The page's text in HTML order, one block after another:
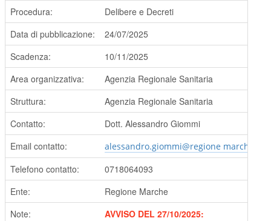
Procedura:
Delibere e Decreti
Data di pubblicazione:
24/07/2025
Scadenza:
10/11/2025
Area organizzativa:
Agenzia Regionale Sanitaria
Struttura:
Agenzia Regionale Sanitaria
Contatto:
Dott. Alessandro Giommi
Email contatto:
alessandro.giommi@regione marche.it
Telefono contatto:
0718064093
Ente:
Regione Marche
Note:
AVVISO DEL 27/10/2025: